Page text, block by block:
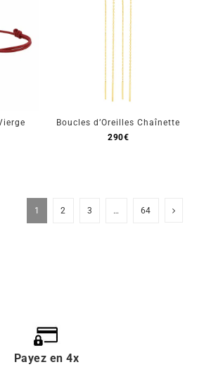
Boucles d’Oreilles Chaînette
290€
1 2 3 … 64
Payez en 4x